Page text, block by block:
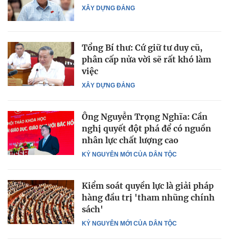
XÂY DỰNG ĐẢNG
XÂY DỰNG ĐẢNG
Tổng Bí thư: Cứ giữ tư duy cũ,
phân cấp nửa vời sẽ rất khó làm
việc
KỶ NGUYÊN MỚI CỦA DÂN TỘC
Ông Nguyễn Trọng Nghĩa: Cần
nghị quyết đột phá để có nguồn
nhân lực chất lượng cao
KỶ NGUYÊN MỚI CỦA DÂN TỘC
Kiểm soát quyền lực là giải pháp
hàng đầu trị 'tham nhũng chính
sách'